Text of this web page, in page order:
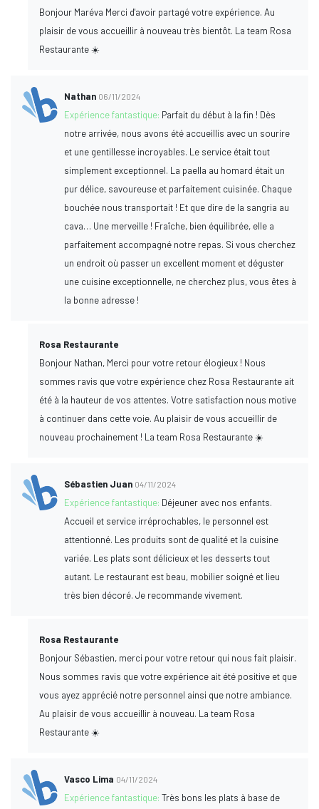
Bonjour Maréva Merci d'avoir partagé votre expérience. Au
plaisir de vous accueillir à nouveau très bientôt. La team Rosa
Restaurante ☀️
Nathan 06/11/2024
Expérience fantastique: Parfait du début à la fin ! Dès
notre arrivée, nous avons été accueillis avec un sourire
et une gentillesse incroyables. Le service était tout
simplement exceptionnel. La paella au homard était un
pur délice, savoureuse et parfaitement cuisinée. Chaque
bouchée nous transportait ! Et que dire de la sangria au
cava… Une merveille ! Fraîche, bien équilibrée, elle a
parfaitement accompagné notre repas. Si vous cherchez
un endroit où passer un excellent moment et déguster
une cuisine exceptionnelle, ne cherchez plus, vous êtes à
la bonne adresse !
Rosa Restaurante
Bonjour Nathan, Merci pour votre retour élogieux ! Nous
sommes ravis que votre expérience chez Rosa Restaurante ait
été à la hauteur de vos attentes. Votre satisfaction nous motive
à continuer dans cette voie. Au plaisir de vous accueillir de
nouveau prochainement ! La team Rosa Restaurante ☀️
Sébastien Juan 04/11/2024
Expérience fantastique: Déjeuner avec nos enfants.
Accueil et service irréprochables, le personnel est
attentionné. Les produits sont de qualité et la cuisine
variée. Les plats sont délicieux et les desserts tout
autant. Le restaurant est beau, mobilier soigné et lieu
très bien décoré. Je recommande vivement.
Rosa Restaurante
Bonjour Sébastien, merci pour votre retour qui nous fait plaisir.
Nous sommes ravis que votre expérience ait été positive et que
vous ayez apprécié notre personnel ainsi que notre ambiance.
Au plaisir de vous accueillir à nouveau. La team Rosa
Restaurante ☀️
Vasco Lima 04/11/2024
Expérience fantastique:Très bons les plats à base de